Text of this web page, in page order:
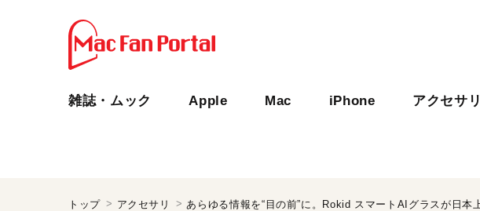
雑誌・ムック Apple Mac iPhone アクセサリ
トップ アクセサリ